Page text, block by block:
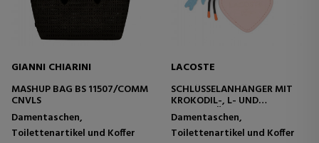
GIANNI CHIARINI
MASHUP BAG BS 11507/COMM
CNVLS
Damentaschen,
Toilettenartikel und Koffer
LACOSTE
SCHLÜSSELANHÄNGER MIT
KROKODIL-, L- UND
HERZANHÄNGER
Damentaschen,
Toilettenartikel und Koffer